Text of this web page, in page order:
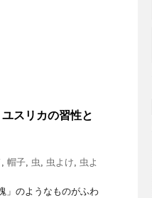
スリカの習性と
, 帽子, 虫, 虫よけ, 虫よ
」のようなものがふわ